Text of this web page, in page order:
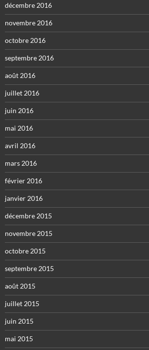
décembre 2016
novembre 2016
octobre 2016
septembre 2016
août 2016
juillet 2016
juin 2016
mai 2016
avril 2016
mars 2016
février 2016
janvier 2016
décembre 2015
novembre 2015
octobre 2015
septembre 2015
août 2015
juillet 2015
juin 2015
mai 2015